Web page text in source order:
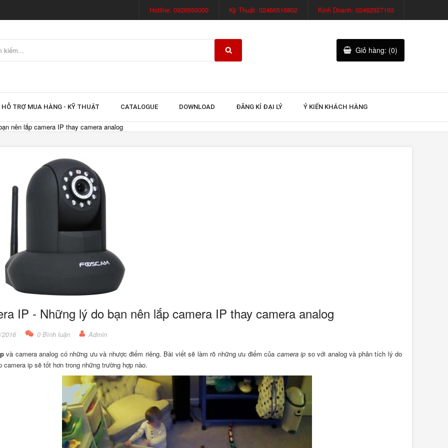
Hotline: 0926550000 Kỹ Thuật: 02466516802 Kinh Doanh: 02462927193
Giỏ hàng: (0)
HỖ TRỢ MUA HÀNG - KỸ THUẬT CATALOGUE DOWNLOAD ĐĂNG KÍ ĐẠI LÝ Ý KIẾN KHÁCH HÀNG
nên lắp camera IP thay camera analog
IP - Những lý do bạn nên lắp camera IP thay camera analog
2016 0 Bình luận Admin
và camera analog có những ưu và nhược điểm riêng. Bài viết sẽ làm rõ những ưu điểm của camera ip so với analog và phân tích lý do
camera ip sẽ tốt hơn trong những trường hợp nào.